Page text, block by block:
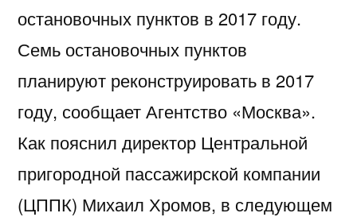
остановочных пунктов в 2017 году.
Семь остановочных пунктов
планируют реконструировать в 2017
году, сообщает Агентство «Москва».
Как пояснил директор Центральной
пригородной пассажирской компании
(ЦППК) Михаил Хромов, в следующем